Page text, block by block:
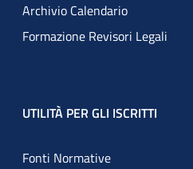
Archivio Calendario
Formazione Revisori Legali
UTILITÀ PER GLI ISCRITTI
Fonti Normative